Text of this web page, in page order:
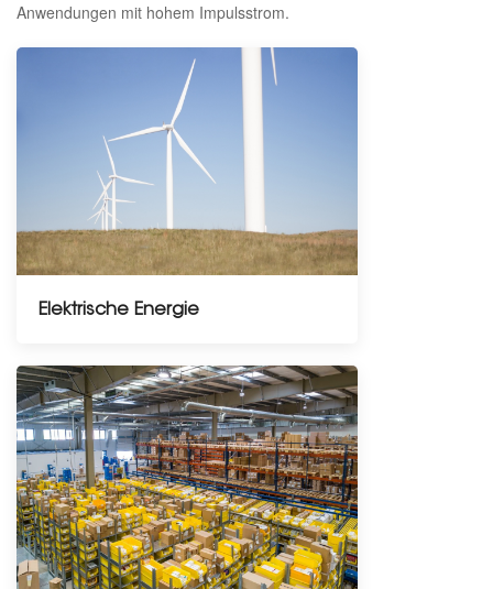
Anwendungen mit hohem Impulsstrom.
Elektrische Energie